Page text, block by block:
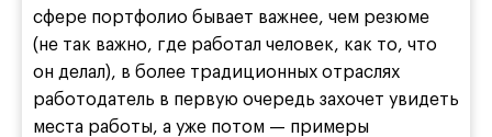
сфере портфолио бывает важнее, чем резюме
(не так важно, где работал человек, как то, что
он делал), в более традиционных отраслях
работодатель в первую очередь захочет увидеть
места работы, а уже потом — примеры